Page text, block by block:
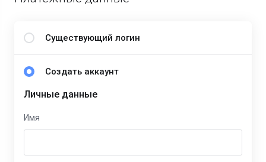
Существующий логин
Создать аккаунт
Личные данные
Имя